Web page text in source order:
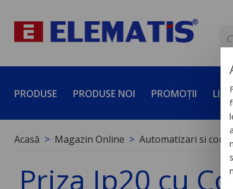
PRODUSE PRODUSE NOI PROMOȚII
Acasă Magazin Online Automatizari si
Priza Ip20 cu